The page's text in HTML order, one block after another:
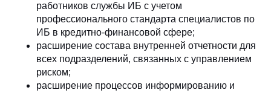
работников службы ИБ с учетом
профессионального стандарта специалистов по
ИБ в кредитно-финансовой сфере;
расширение состава внутренней отчетности для
всех подразделений, связанных с управлением
риском;
расширение процессов информированию и